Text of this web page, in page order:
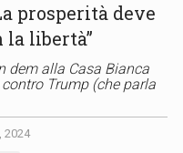
prosperità deve
la libertà”
dem alla Casa Bianca
Trump (che parla
2024